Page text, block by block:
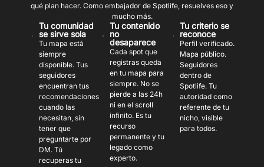
qué plan hacer. Como embajador de Spotlife, resuelves eso y
mucho más.
Tu comunidad
se sirve sola
Tu mapa está
siempre
disponible. Tus
seguidores
encuentran tus
recomendaciones
cuando las
necesitan, sin
tener que
preguntarte por
DM. Tú
recuperas tu
Tu contenido
no
desaparece
Cada spot que
registras queda
en tu mapa para
siempre. No se
pierde a las 24h
ni en el scroll
infinito. Es tu
recurso
permanente y tu
legado como
experto.
Tu criterio se
reconoce
Perfil verificado.
Mapa público.
Seguidores
dentro de
Spotlife. Tu
autoridad como
referente de tu
nicho, visible
para todos.